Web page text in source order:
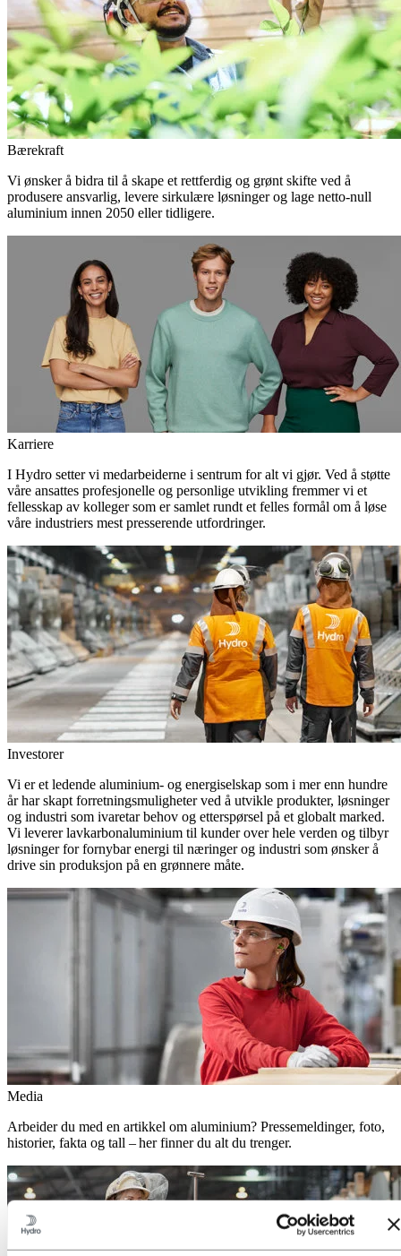
Bærekraft
Vi ønsker å bidra til å skape et rettferdig og grønt skifte ved å
produsere ansvarlig, levere sirkulære løsninger og lage netto-null
aluminium innen 2050 eller tidligere.
Karriere
I Hydro setter vi medarbeiderne i sentrum for alt vi gjør. Ved å støtte
våre ansattes profesjonelle og personlige utvikling fremmer vi et
fellesskap av kolleger som er samlet rundt et felles formål om å løse
våre industriers mest presserende utfordringer.
Investorer
Vi er et ledende aluminium- og energiselskap som i mer enn hundre
år har skapt forretningsmuligheter ved å utvikle produkter, løsninger
og industri som ivaretar behov og etterspørsel på et globalt marked.
Vi leverer lavkarbonaluminium til kunder over hele verden og tilbyr
løsninger for fornybar energi til næringer og industri som ønsker å
drive sin produksjon på en grønnere måte.
Media
Arbeider du med en artikkel om aluminium? Pressemeldinger, foto,
historier, fakta og tall – her finner du alt du trenger.